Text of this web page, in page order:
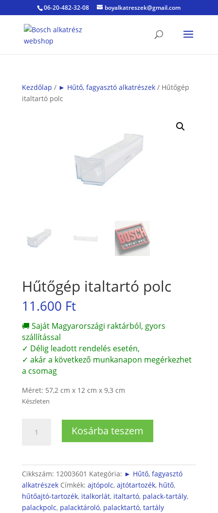
06-20-482-32-08 boyalkatreszek@gmail.com
Kezdőlap / ► Hűtő, fagyasztó alkatrészek/ Hűtőgép
italtartó polc
Hűtőgép italtartó polc
11.600 Ft
🚚 Saját Magyarországi raktárból, gyors
szállítással
✓ Délig leadott rendelés esetén,
✓ akár a következő munkanapon megérkezhet
a csomag
Méret: 57,2 cm x 12 cm x 9,3 cm
Készleten
italtartó
Kosárba teszem
Cikkszám: 12003601 Kategória: ► Hűtő, fagyasztó
alkatrészek Címkék: ajtópolc, ajtótartozék, hűtő,
hűtőajtó-tartozék, italkorlát, italtartó, palack-tartály,
palackpolc, palacktároló, palacktartó, tartály